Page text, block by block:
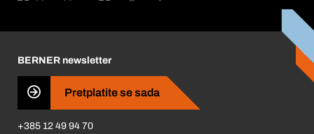
Business Conduct
BERNER newsletter
Pretplatite se sada
+385 12 49 94 70